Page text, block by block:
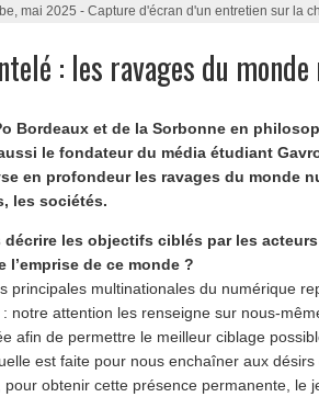
mai 2025 - Capture d'écran d'un entretien sur la
: les ravages du
Bordeaux et de la Sorbonne en
le fondateur du média étudiant
en profondeur les ravages du monde
les sociétés.
les objectifs ciblés par les
l’emprise de ce monde ?
principales multinationales du numérique
: notre attention les renseigne sur nous-
afin de permettre le meilleur ciblage
est faite pour nous enchaîner aux désirs
obtenir cette présence permanente, le